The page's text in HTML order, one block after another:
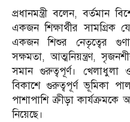
প্রধানমন্ত্রী বলেন, বর্তমান
একজন শিক্ষার্থীর সামগ্রিক
একজন শিশুর নেতৃত্বের
সক্ষমতা, আত্মনিয়ন্ত্রণ,
সমান গুরুত্বপূর্ণ। খেলাধুলা
বিকাশে গুরুত্বপূর্ণ ভূমিকা
পাশাপাশি ক্রীড়া
নিয়েছে।